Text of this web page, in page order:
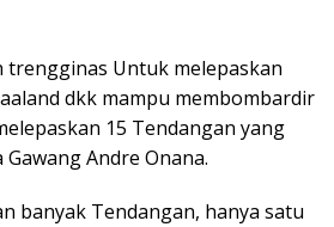
trengginas Untuk melepaskan
dkk mampu membombardir
15 Tendangan yang
Andre Onana.
banyak Tendangan, hanya satu